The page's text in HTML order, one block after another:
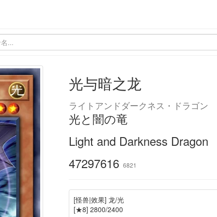
光与暗之龙
ライトアンドダークネス・ドラゴン
光と闇の竜
Light and Darkness Dragon
47297616 6821
[怪兽|效果] 龙/光
[★8] 2800/2400